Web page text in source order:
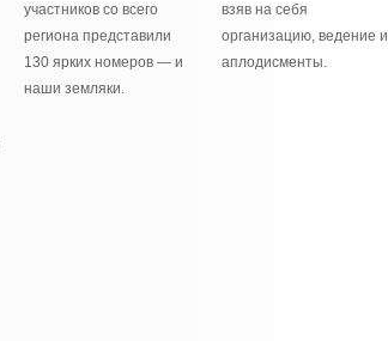
участников со всего
региона представили
130 ярких номеров — и
наши земляки.
взяв на себя
организацию, ведение и
аплодисменты.